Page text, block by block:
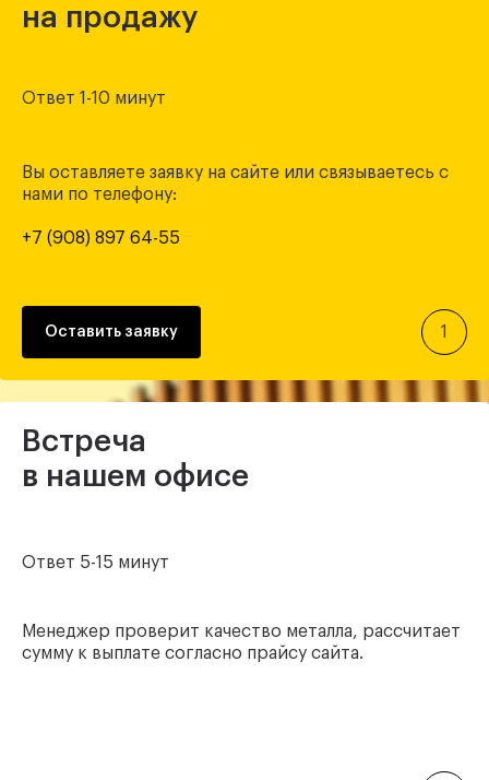
на продажу
Ответ 1-10 минут
Вы оставляете заявку на сайте или связываетесь с
нами по телефону:
+7 (908) 897 64-55
Оставить заявку 1
Встреча
в нашем офисе
Ответ 5-15 минут
Менеджер проверит качество металла, рассчитает
сумму к выплате согласно прайсу сайта.